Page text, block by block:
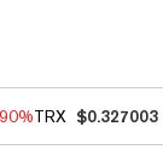
TRX $0.327003